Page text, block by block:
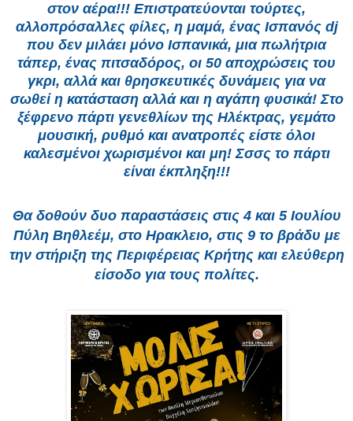
στον αέρα!!! Επιστρατεύονται τούρτες,
αλλοπρόσαλλες φίλες, η μαμά, ένας Ισπανός dj
που δεν μιλάει μόνο Ισπανικά, μια πωλήτρια
τάπερ, ένας πιτσαδόρος, οι 50 αποχρώσεις του
γκρι, αλλά και θρησκευτικές δυνάμεις για να
σωθεί η κατάσταση αλλά και η αγάπη φυσικά! Στο
ξέφρενο πάρτι γενεθλίων της Ηλέκτρας, γεμάτο
μουσική, ρυθμό και ανατροπές είστε όλοι
καλεσμένοι χωρισμένοι και μη! Σσσς το πάρτι
είναι έκπληξη!!!
Θα δοθούν δυο παραστάσεις στις 4 και 5 Ιουλίου
Πύλη Βηθλεέμ, στο Ηρακλειο, στις 9 το βράδυ με
την στήριξη της Περιφέρειας Κρήτης και ελεύθερη
είσοδο για τους πολίτες.